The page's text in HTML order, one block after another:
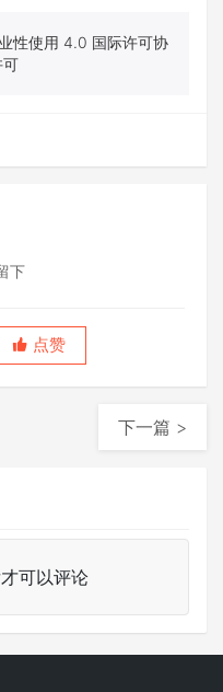
性使用 4.0 国际许可协
可
下
点赞
下一篇 >
可以评论